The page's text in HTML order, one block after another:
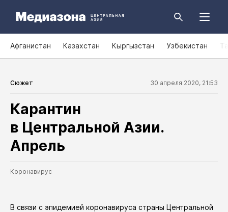
Афганистан Казахстан Кыргызстан Узбекистан
Сюжет 30 апреля 2020, 21:53
Карантин
в Центральной Азии.
Апрель
Коронавирус
В связи с эпидемией коронавируса страны Центральной